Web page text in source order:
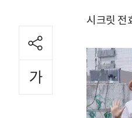
시크릿 전